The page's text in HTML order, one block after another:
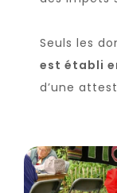
Seuls les
est établi
d’une